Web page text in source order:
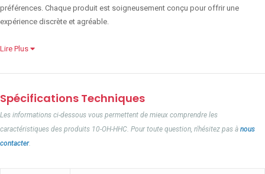
préférences. Chaque produit est soigneusement conçu pour offrir une
expérience discrète et agréable.
Lire Plus
Spécifications Techniques
Les informations ci-dessous vous permettent de mieux comprendre les
caractéristiques des produits 10-OH-HHC. Pour toute question, n'hésitez pas à nous
contacter.